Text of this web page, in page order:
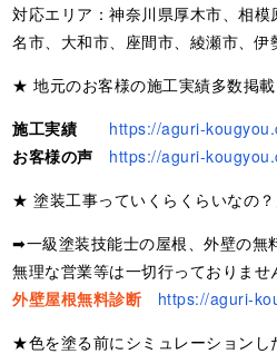
対応エリア：神奈川県厚木市、相
名市、大和市、座間市、綾瀬市、伊
★ 地元のお客様の施工実績多数掲載
施工実績
https://aguri-
お客様の声
https://aguri-
★ 塗装工事っていくらくらいなの
➡一級塗装技能士の屋根、外壁の無
無理な営業等は一切行っておりませ
外壁屋根無料診断
https://aguri-
★色を塗る前にシミュレーションし